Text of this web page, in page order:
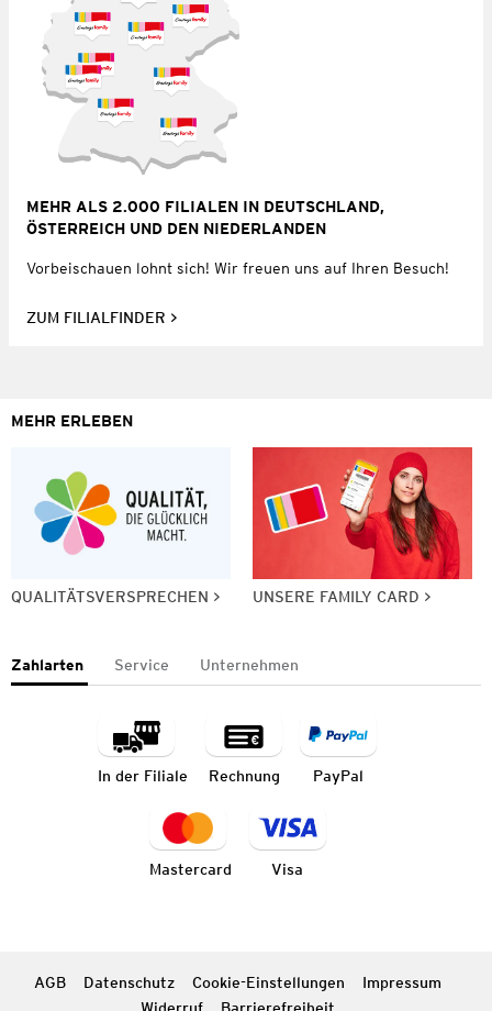
MEHR ALS 2.000 FILIALEN IN DEUTSCHLAND,
ÖSTERREICH UND DEN NIEDERLANDEN
Vorbeischauen lohnt sich! Wir freuen uns auf Ihren Besuch!
ZUM FILIALFINDER
MEHR ERLEBEN
QUALITÄTSVERSPRECHEN UNSERE FAMILY CARD
Zahlarten Service Unternehmen
In der Filiale Rechnung PayPal
Mastercard Visa
AGB Datenschutz Cookie-Einstellungen
Impressum